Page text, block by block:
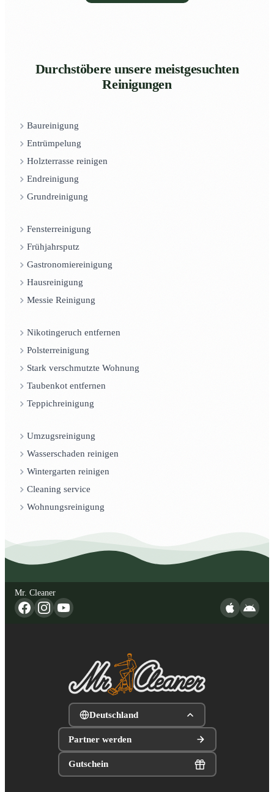
Durchstöbere unsere meistgesuchten
Reinigungen
Baureinigung
Entrümpelung
Holzterrasse reinigen
Endreinigung
Grundreinigung
Fensterreinigung
Frühjahrsputz
Gastronomiereinigung
Hausreinigung
Messie Reinigung
Nikotingeruch entfernen
Polsterreinigung
Stark verschmutzte Wohnung
Taubenkot entfernen
Teppichreinigung
Umzugsreinigung
Wasserschaden reinigen
Wintergarten reinigen
Cleaning service
Wohnungsreinigung
Mr. Cleaner
Deutschland
Partner werden
Gutschein